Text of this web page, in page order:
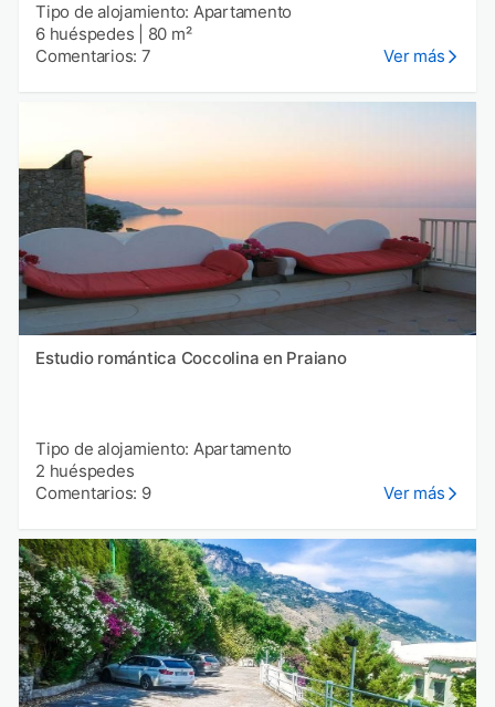
Tipo de alojamiento: Apartamento
6 huéspedes
80 m²
Comentarios: 7
Ver más
Estudio romántica Coccolina en Praiano
Tipo de alojamiento: Apartamento
2 huéspedes
Comentarios: 9
Ver más